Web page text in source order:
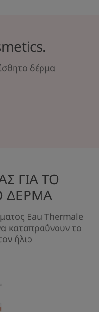
δέρμα
ΓΙΑ ΤΟ
ΔΕΡΜΑ
Eau Thermale
καταπραΰνουν το
ήλιο